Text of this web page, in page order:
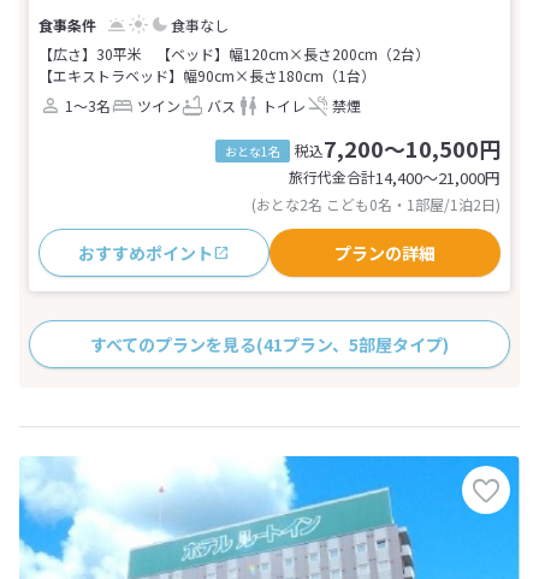
食事なし
【広さ】30平米
【ベッド】幅120cm×長さ200cm（2台）
【エキストラベッド】幅90cm×長さ180cm（1台）
1～3名
ツイン バス トイレ 禁煙
おとな1名 税込7,200～10,500円
旅行代金合計14,400〜21,000円
(おとな2名 こども0名・1部屋/1泊2日)
おすすめポイント プランの詳細
すべてのプランを見る(41プラン、5部屋タイプ)